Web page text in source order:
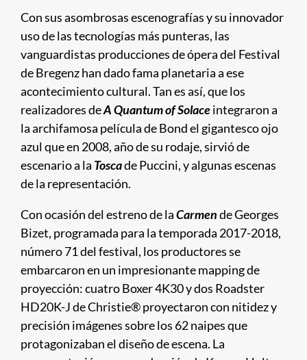
Con sus asombrosas escenografías y su innovador
uso de las tecnologías más punteras, las
vanguardistas producciones de ópera del Festival
de Bregenz han dado fama planetaria a ese
acontecimiento cultural. Tan es así, que los
realizadores deA Quantum of Solaceintegraron a
la archifamosa película de Bond el gigantesco ojo
azul que en 2008, año de su rodaje, sirvió de
escenario a la Toscade Puccini, y algunas escenas
de la representación.
Con ocasión del estreno de laCarmende Georges
Bizet, programada para la temporada 2017-2018,
número 71 del festival, los productores se
embarcaron en un impresionante mapping de
proyección: cuatro Boxer 4K30 y dos Roadster
HD20K-J de Christie® proyectaron con nitidez y
precisión imágenes sobre los 62 naipes que
protagonizaban el diseño de escena. La